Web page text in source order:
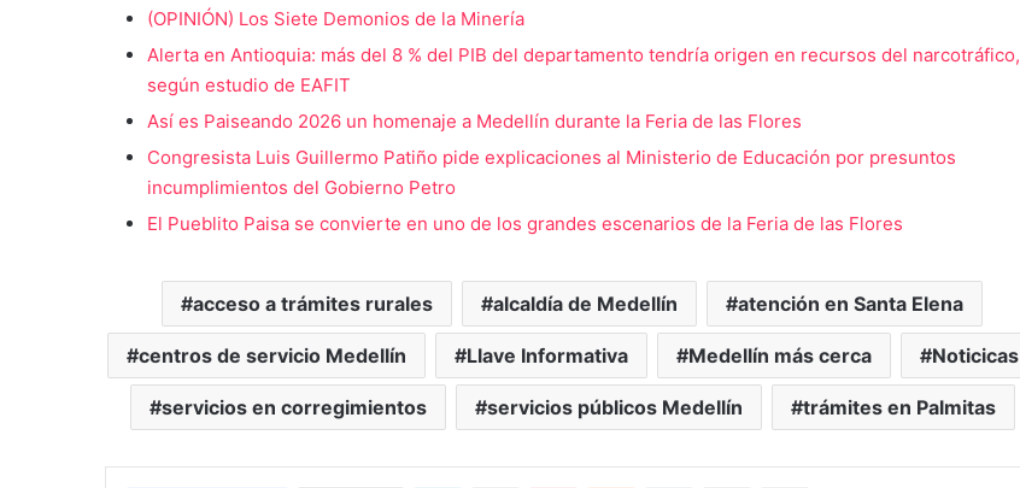
(OPINIÓN) Los Siete Demonios de la Minería
Alerta en Antioquia: más del 8 % del PIB del departamento tendría origen en recursos del narcotráfico,
según estudio de EAFIT
Así es Paiseando 2026 un homenaje a Medellín durante la Feria de las Flores
Congresista Luis Guillermo Patiño pide explicaciones al Ministerio de Educación por presuntos
incumplimientos del Gobierno Petro
El Pueblito Paisa se convierte en uno de los grandes escenarios de la Feria de las Flores
acceso a trámites rurales alcaldía de Medellín atención en Santa Elena
centros de servicio Medellín Llave Informativa Medellín más cerca Noticicas
servicios en corregimientos servicios públicos Medellín trámites en Palmitas